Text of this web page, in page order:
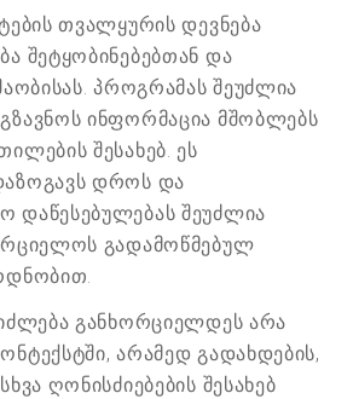
თვალყურის დევნება
შეტყობინებებთან და
პროგრამას შეუძლია
ინფორმაცია მშობლებს
შესახებ. ეს
დროს და
დაწესებულებას შეუძლია
გადამოწმებულ
განხორციელდეს არა
არამედ გადახდების,
ღონისძიებების შესახებ